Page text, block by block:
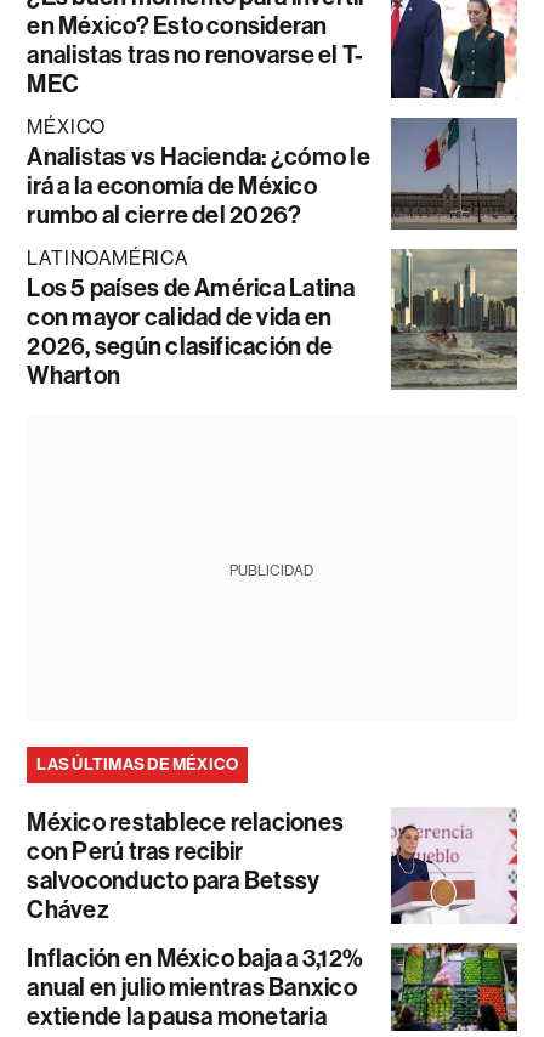
en México? Esto consideran
analistas tras no renovarse el T-
MEC
MÉXICO
Analistas vs Hacienda: ¿cómo le
irá a la economía de México
rumbo al cierre del 2026?
LATINOAMÉRICA
Los 5 países de América Latina
con mayor calidad de vida en
2026, según clasificación de
Wharton
PUBLICIDAD
LAS ÚLTIMAS DE MÉXICO
México restablece relaciones
con Perú tras recibir
salvoconducto para Betssy
Chávez
Inflación en México baja a 3,12%
anual en julio mientras Banxico
extiende la pausa monetaria